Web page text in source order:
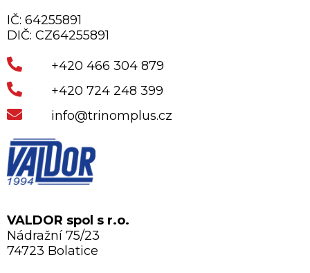
IČ: 64255891
DIČ: CZ64255891
+420 466 304 879
+420 724 248 399
info@trinomplus.cz
VALDOR spol s r.o.
Nádražní 75/23
74723 Bolatice